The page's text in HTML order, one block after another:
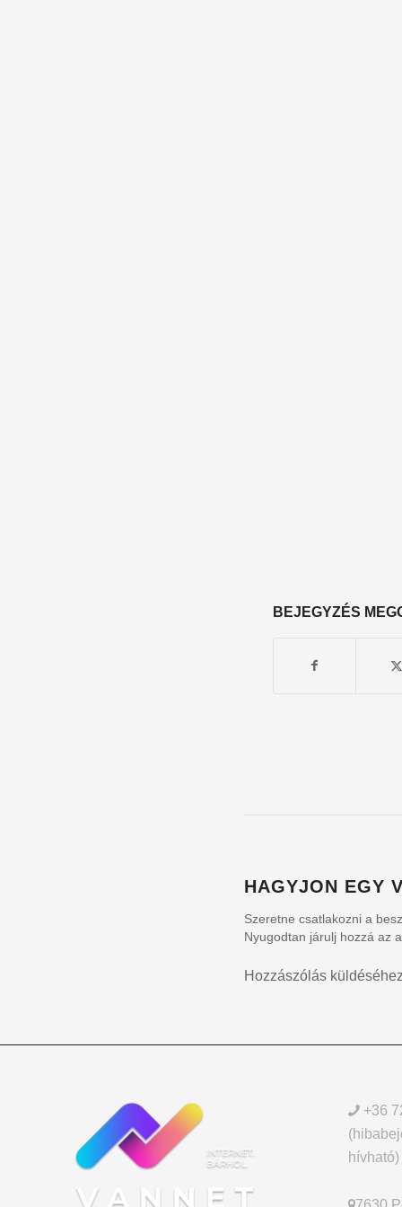
BEJEGYZÉS
HAGYJON EGY
Szeretne csatlakozni a
Nyugodtan járulj hozzá az
Hozzászólás küldéséhez
+36
hívható)